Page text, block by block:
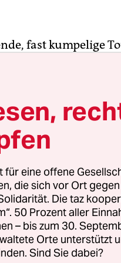
fast kumpelige
den nun
darüber geredet –
Es ist
macht ihm die
mehr eine Kür,
dessen Titel auch
als die Basis für
nach seinen Worten
eine offene
die sich vor Ort
Die taz
50 Prozent aller
– bis zum 30.
Orte unterstützt
Sind Sie dabei?